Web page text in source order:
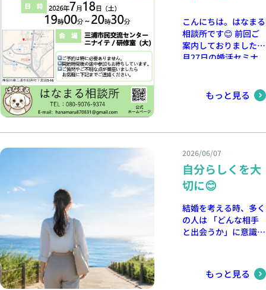
い😊 皆さまの幸せに
つながる一歩を、これ
からもお手伝いしてい
きたいと思います✨ 今
だけるようなセミナー
を開催していく予定で
めてブログにてお知ら
せいたします。 今回
ご参加いただけなかっ
た方も、次回の開催を
ぜひ楽しみにお待ちく
こんにちは。はなまる
相談所です😊 前回ご
案内しておりました6
月27日の婚活セミナ
なったため、やむを得
ず開催を見送ることと
配とご迷惑をおかけし
ましたことをお詫び申
し上げます。 そして
このたび、改めて開催
お知らせいたします✨
親御さま向けの婚活セ
ミナー 日時： 2026年
三浦市民交流センター
もっと見る
2026/06/07
自分らしくを大
切に😊
結婚を考える時、多く
の人は 「どんな相手
と出会うか」に意識が
なことです。 ただ、
それと同じくらい
もっと見る